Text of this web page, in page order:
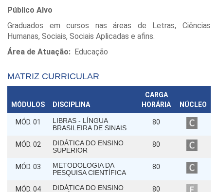
Público Alvo
Graduados em cursos nas áreas de Letras, Ciências
Humanas, Sociais, Sociais Aplicadas e afins.
Área de Atuação: Educação
MATRIZ CURRICULAR
MÓDULOS DISCIPLINA
CARGA
HORÁRIA
NÚCLEO
MÓD. 01
LIBRAS - LÍNGUA
BRASILEIRA DE SINAIS
80
MÓD. 02
DIDÁTICA DO ENSINO
SUPERIOR
80
MÓD. 03
METODOLOGIA DA
PESQUISA CIENTÍFICA
80
MÓD. 04
DIDÁTICA DO ENSINO
80